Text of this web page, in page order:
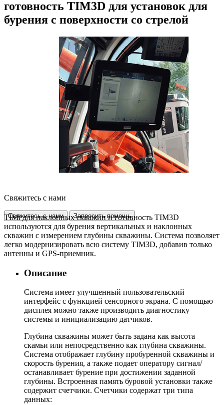
готовность TIM3D для установок для
бурения с поверхности со стрелой
Свяжитесь с нами
Свяжитесь с нами Запросить помощь
TIMi для наклонных скважин и готовность TIM3D
используются для бурения вертикальных и наклонных
скважин с измерением глубины скважины. Система позволяет
легко модернизировать всю систему TIM3D, добавив только
антенны и GPS-приемник.
Описание
Система имеет улучшенный пользовательский
интерфейс с функцией сенсорного экрана. С помощью
дисплея можно также производить диагностику
системы и инициализацию датчиков.
Глубина скважины может быть задана как высота
скамьи или непосредственно как глубина скважины.
Система отображает глубину пробуренной скважины и
скорость бурения, а также подает оператору сигнал/
останавливает бурение при достижении заданной
глубины. Встроенная память буровой установки также
содержит счетчики. Счетчики содержат три типа
данных: